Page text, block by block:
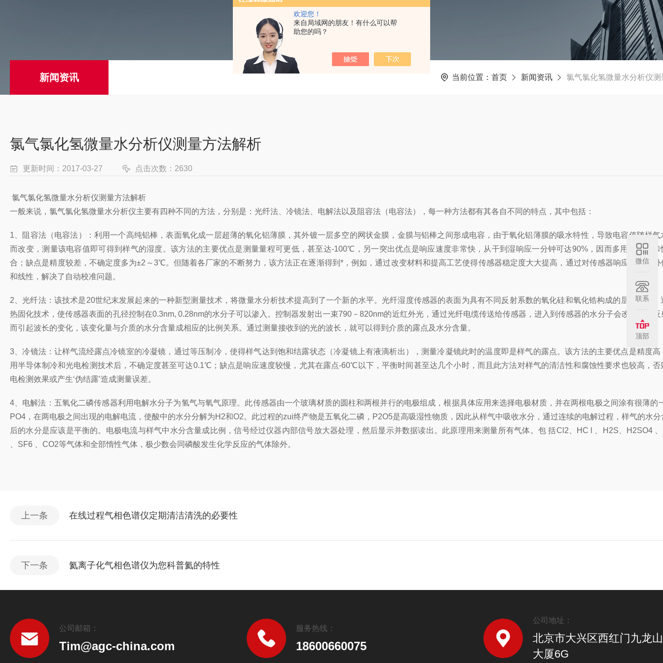
欢迎您！
来自局域网的朋友！有什么可以帮
助您的吗？
新闻资讯 当前位置： 首页 新闻资讯 氯气氯化氢微量水分析仪
氯气氯化氢微量水分析仪测量方法解析
更新时间：2017-03-27 点击次数：2630
氯气氯化氢微量水分析仪测量方法解析
一般来说，氯气氯化氢微量水分析仪主要有四种不同的方法，分别是：光纤法、冷镜法、电解法以及阻容法（电容法），每一种方法都有其各自不同的特点，其中包括：
1、阻容法（电容法）：利用一个高纯铝棒，表面氧化成一层超薄的氧化铝薄膜，其外镀一层多空的网状金膜，金膜与铝棒之间形成电容，由于氧化铝薄膜的吸水特性，导致电容值随样气
而改变，测量该电容值即可得到样气的湿度。该方法的主要优点是测量量程可更低，甚至达-100℃，另一突出优点是响应速度非常快，从干到湿响应一分钟可达90%，因而多用于现场和
合；缺点是精度较差，不确定度多为±2～3℃。但随着各厂家的不断努力，该方法正在逐渐得到*，例如，通过改变材料和提高工艺使得传感器稳定度大大提高，通过对传感器响应曲线的补
和线性，解决了自动校准问题。
2、光纤法：该技术是20世纪末发展起来的一种新型测量技术，将微量水分析技术提高到了一个新的水平。光纤湿度传感器的表面为具有不同反射系数的氧化硅和氧化锆构成的层叠结构，
热固化技术，使传感器表面的孔径控制在0.3nm, 0.28nm的水分子可以渗入。控制器发射出一束790－820nm的近红外光，通过光纤电缆传送给传感器，进入到传感器的水分子会改变光的
而引起波长的变化，该变化量与介质的水分含量成相应的比例关系。通过测量接收到的光的波长，就可以得到介质的露点及水分含量。
3、冷镜法：让样气流经露点冷镜室的冷凝镜，通过等压制冷，使得样气达到饱和结露状态（冷凝镜上有液滴析出），测量冷凝镜此时的温度即是样气的露点。该方法的主要优点是精度高
用半导体制冷和光电检测技术后，不确定度甚至可达0.1℃；缺点是响应速度较慢，尤其在露点-60℃以下，平衡时间甚至达几个小时，而且此方法对样气的清洁性和腐蚀性要求也较高，否
电检测效果或产生‘伪结露’造成测量误差。
4、电解法：五氧化二磷传感器利用电解水分子为氢气与氧气原理。此传感器由一个玻璃材质的圆柱和两根并行的电极组成，根据具体应用来选择电极材质，并在两根电极之间涂有很薄的
PO4，在两电极之间出现的电解电流，使酸中的水分分解为H2和O2。此过程的zui终产物是五氧化二磷，P2O5是高吸湿性物质，因此从样气中吸收水分，通过连续的电解过程，样气的水
后的水分是应该是平衡的。电极电流与样气中水分含量成比例，信号经过仪器内部信号放大器处理，然后显示并数据读出。此原理用来测量所有气体。包 括Cl2、HC l 、H2S、H2SO4
、SF6 、CO2等气体和全部惰性气体，极少数会同磷酸发生化学反应的气体除外。
上一条 在线过程气相色谱仪定期清洁清洗的必要性
下一条 氦离子化气相色谱仪为您科普氦的特性
公司邮箱：
Tim@agc-china.com
服务热线：
18600660075
公司地址：
北京市大兴区西红门九龙
大厦6G
微信
联系
顶部